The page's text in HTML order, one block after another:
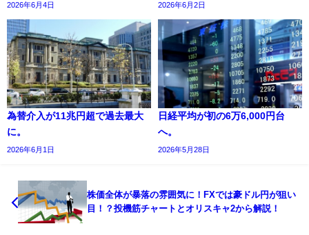
2026年6月4日 2026年6月2日
為替介入が11兆円超で過去最大
に。
2026年6月1日
日経平均が初の6万6,000円台
へ。
2026年5月28日
株価全体が暴落の雰囲気に！FXでは豪ドル円が狙い
目！？投機筋チャートとオリスキャ2から解説！